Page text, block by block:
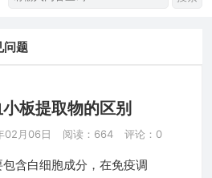
问题
板提取物的区别
02月06日 阅读：664 评论：0
含白细胞成分，在免疫调